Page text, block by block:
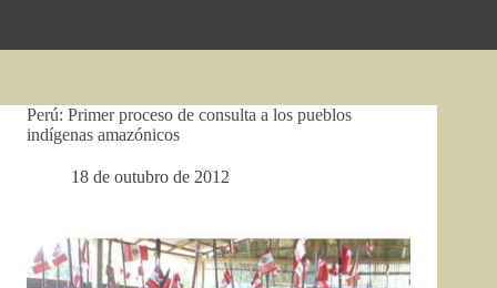
Perú: Primer proceso de consulta a los pueblos
indígenas amazónicos
18 de outubro de 2012